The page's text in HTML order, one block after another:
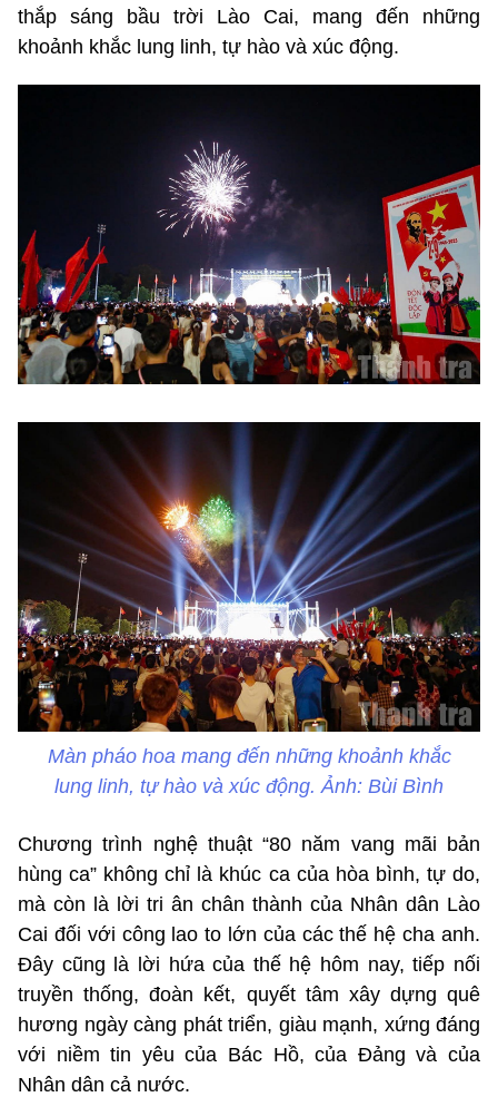
thắp sáng bầu trời Lào Cai, mang đến những
khoảnh khắc lung linh, tự hào và xúc động.
Màn pháo hoa mang đến những khoảnh khắc
lung linh, tự hào và xúc động. Ảnh: Bùi Bình
Chương trình nghệ thuật “80 năm vang mãi bản
hùng ca” không chỉ là khúc ca của hòa bình, tự do,
mà còn là lời tri ân chân thành của Nhân dân Lào
Cai đối với công lao to lớn của các thế hệ cha anh.
Đây cũng là lời hứa của thế hệ hôm nay, tiếp nối
truyền thống, đoàn kết, quyết tâm xây dựng quê
hương ngày càng phát triển, giàu mạnh, xứng đáng
với niềm tin yêu của Bác Hồ, của Đảng và của
Nhân dân cả nước.